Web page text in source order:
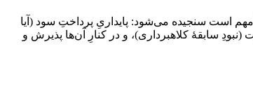
مهم است سنجیده می‌شود: پایداریِ پرداختِ سود (آیا
سابقهٔ کلاهبرداری)، و در کنارِ آن‌ها پذیرش و